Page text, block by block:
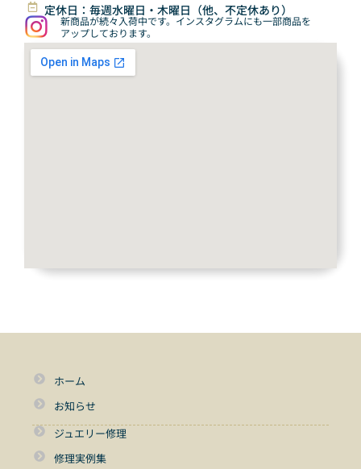
定休日：毎週水曜日・木曜日（他、不定休あり）
新商品が続々入荷中です。インスタグラムにも一部商品を
アップしております。
ホーム
お知らせ
ジュエリー修理
修理実例集